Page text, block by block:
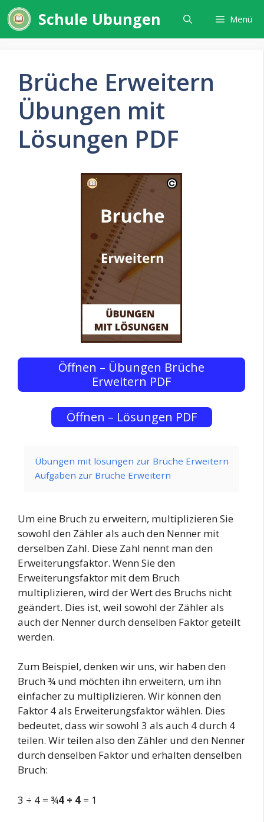
Zum
Inhalt
springen
Schule Ubungen Menü
Brüche Erweitern
Übungen mit
Lösungen PDF
Öffnen – Übungen Brüche
Erweitern PDF
Öffnen – Lösungen PDF
Übungen mit lösungen zur Brüche Erweitern
Aufgaben zur Brüche Erweitern
Um eine Bruch zu erweitern, multiplizieren Sie
sowohl den Zähler als auch den Nenner mit
derselben Zahl. Diese Zahl nennt man den
Erweiterungsfaktor. Wenn Sie den
Erweiterungsfaktor mit dem Bruch
multiplizieren, wird der Wert des Bruchs nicht
geändert. Dies ist, weil sowohl der Zähler als
auch der Nenner durch denselben Faktor geteilt
werden.
Zum Beispiel, denken wir uns, wir haben den
Bruch ¾ und möchten ihn erweitern, um ihn
einfacher zu multiplizieren. Wir können den
Faktor 4 als Erweiterungsfaktor wählen. Dies
bedeutet, dass wir sowohl 3 als auch 4 durch 4
teilen. Wir teilen also den Zähler und den Nenner
durch denselben Faktor und erhalten denselben
Bruch:
3 ÷ 4 = ¾4 ÷ 4 = 1